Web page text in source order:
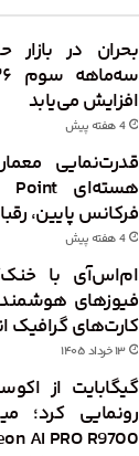
افزایش می‌یابد
4 هفته پیش
فرکانس پایین،
4 هفته پیش
ام‌اس‌آی با
فیوزهای
کارت‌های گرافیک
۱۳ خرداد ۱۴۰۵
رونمایی کرد؛